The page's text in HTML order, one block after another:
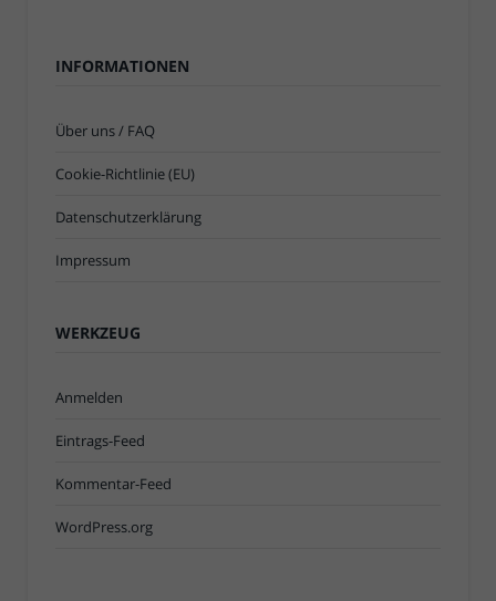
INFORMATIONEN
Über uns / FAQ
Cookie-Richtlinie (EU)
Datenschutzerklärung
Impressum
WERKZEUG
Anmelden
Eintrags-Feed
Kommentar-Feed
WordPress.org